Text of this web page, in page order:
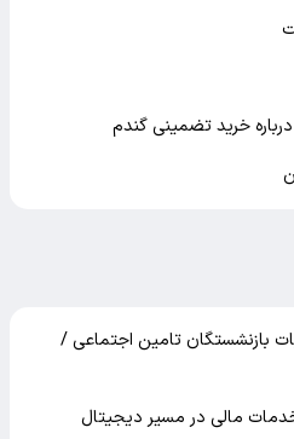
خرید تضمینی گندم
بازنشستگان تامین اجتماعی /